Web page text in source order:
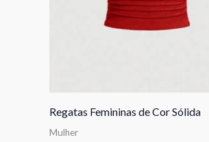
Regatas Femininas de Cor Sólida
Mulher